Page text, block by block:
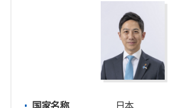
国家名称
日本